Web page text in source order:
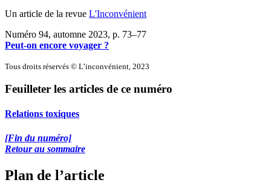
Un article de la revue L'Inconvénient
Numéro 94, automne 2023, p. 73–77
Peut-on encore voyager ?
Tous droits réservés © L’inconvénient, 2023
Feuilleter les articles de ce numéro
Relations toxiques
[Fin du numéro]
Retour au sommaire
Plan de l’article